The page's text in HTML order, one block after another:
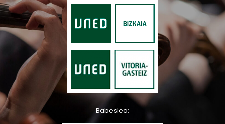
Babeslea: